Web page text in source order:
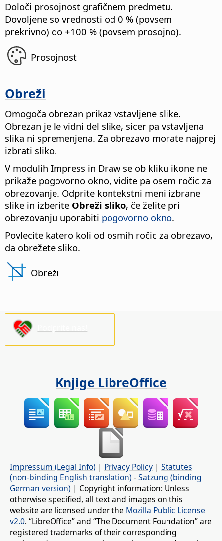
Določi prosojnost grafičnem predmetu.
Dovoljene so vrednosti od 0 % (povsem
prekrivno) do +100 % (povsem prosojno).
Prosojnost
Obreži
Omogoča obrezan prikaz vstavljene slike.
Obrezan je le vidni del slike, sicer pa vstavljena
slika ni spremenjena. Za obrezavo morate najprej
izbrati sliko.
V modulih Impress in Draw se ob kliku ikone ne
prikaže pogovorno okno, vidite pa osem ročic za
obrezovanje. Odprite kontekstni meni izbrane
slike in izberite Obreži sliko, če želite pri
obrezovanju uporabiti pogovorno okno.
Povlecite katero koli od osmih ročic za obrezavo,
da obrežete sliko.
Obreži
Knjige LibreOffice
Impressum (Legal Info) | Privacy Policy | Statutes
(non-binding English translation) -Satzung (binding
German version) | Copyright information: Unless
otherwise specified, all text and images on this
website are licensed under the Mozilla Public License
v2.0. “LibreOffice” and “The Document Foundation” are
registered trademarks of their corresponding